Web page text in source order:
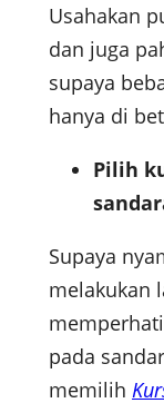
Usahakan
dan juga
supaya
hanya di
Pilih
Supaya
melakukan
pada
memilih